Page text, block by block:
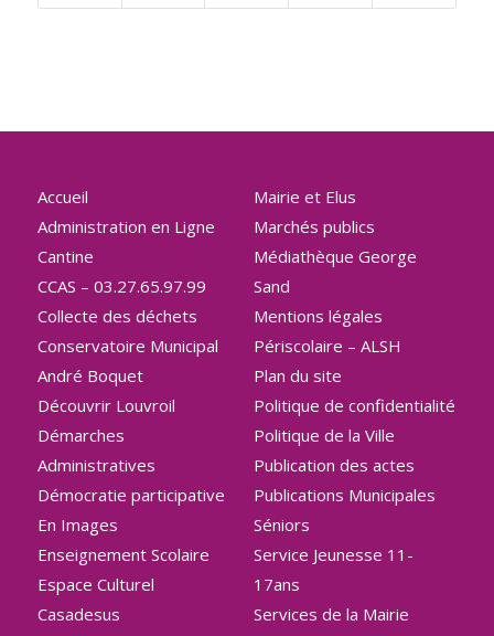
Accueil
Administration en Ligne
Cantine
CCAS – 03.27.65.97.99
Collecte des déchets
Conservatoire Municipal
André Boquet
Découvrir Louvroil
Démarches
Administratives
Démocratie participative
En Images
Enseignement Scolaire
Espace Culturel
Casadesus
Mairie et Elus
Marchés publics
Médiathèque George
Sand
Mentions légales
Périscolaire – ALSH
Plan du site
Politique de confidentialité
Politique de la Ville
Publication des actes
Publications Municipales
Séniors
Service Jeunesse 11-
17ans
Services de la Mairie